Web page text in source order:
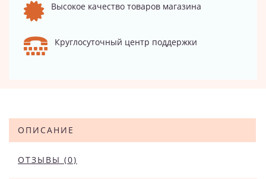
Высокое качество товаров магазина
Круглосуточный центр поддержки
ОПИСАНИЕ
ОТЗЫВЫ (0)